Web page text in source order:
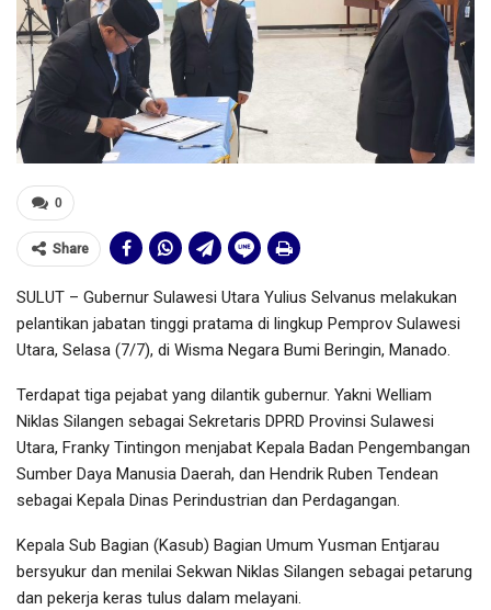
0
Share
SULUT – Gubernur Sulawesi Utara Yulius Selvanus melakukan
pelantikan jabatan tinggi pratama di lingkup Pemprov Sulawesi
Utara, Selasa (7/7), di Wisma Negara Bumi Beringin, Manado.
Terdapat tiga pejabat yang dilantik gubernur. Yakni Welliam
Niklas Silangen sebagai Sekretaris DPRD Provinsi Sulawesi
Utara, Franky Tintingon menjabat Kepala Badan Pengembangan
Sumber Daya Manusia Daerah, dan Hendrik Ruben Tendean
sebagai Kepala Dinas Perindustrian dan Perdagangan.
Kepala Sub Bagian (Kasub) Bagian Umum Yusman Entjarau
bersyukur dan menilai Sekwan Niklas Silangen sebagai petarung
dan pekerja keras tulus dalam melayani.